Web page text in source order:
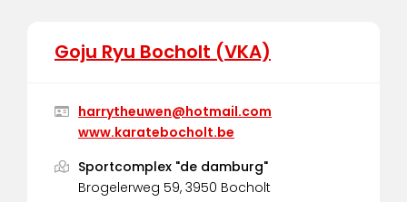
Goju Ryu Bocholt (VKA)
harrytheuwen@hotmail.com
www.karatebocholt.be
Sportcomplex "de damburg"
Brogelerweg 59, 3950 Bocholt